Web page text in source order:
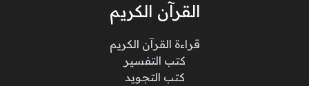
القرآن الكريم
قراءة القرآن الكريم
كتب التفسير
كتب التجويد